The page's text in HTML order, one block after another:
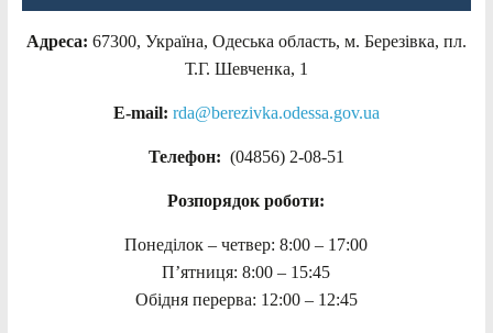
Адреса: 67300, Україна, Одеська область, м. Березівка, пл.
Т.Г. Шевченка, 1
E-mail: rda@berezivka.odessa.gov.ua
Телефон: (04856) 2-08-51
Розпорядок роботи:
Понеділок – четвер: 8:00 – 17:00
П’ятниця: 8:00 – 15:45
Обідня перерва: 12:00 – 12:45